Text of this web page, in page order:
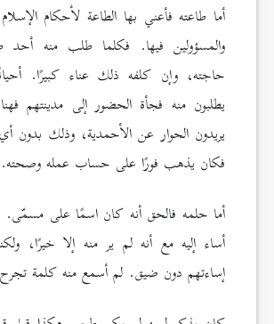
أما طاعته فأعني بها الطاعة لأحكام
والمسؤولين فيها. فكلما طلب منه أحد
حاجته، وإن كلفه ذلك عناء كبيرًا.
يطلبون منه فجأة الحضور إلى مدينتهم
يريدون الحوار عن الأحمدية، وذلك بدون
فكان يذهب فورًا على حساب عمله وصحته.
أما حلمه فالحق أنه كان اسمًا على
أساء إليه مع أنه لم ير منه إلا خيرًا،
إساءتهم دون ضيق. لم أسمع منه كلمة